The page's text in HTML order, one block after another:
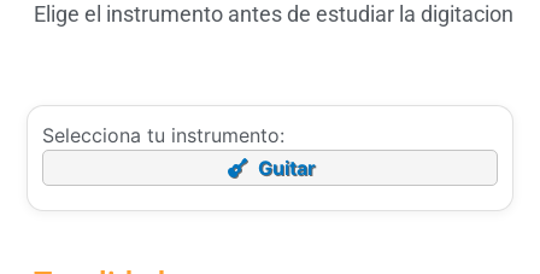
Elige el instrumento antes de estudiar la digitacion
Selecciona tu instrumento:
Guitar